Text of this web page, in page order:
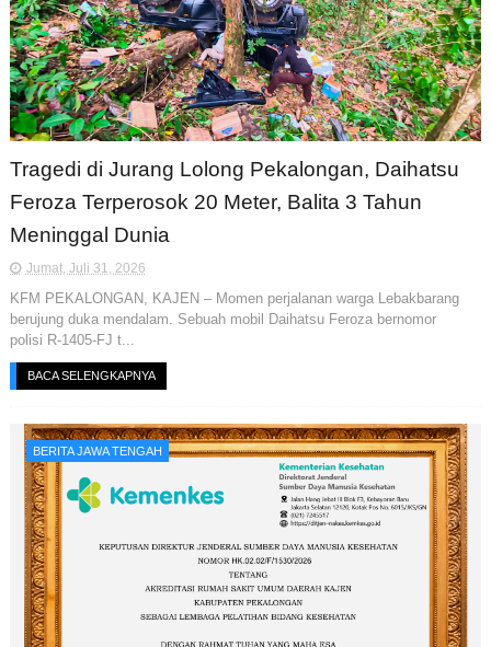
Tragedi di Jurang Lolong Pekalongan, Daihatsu
Feroza Terperosok 20 Meter, Balita 3 Tahun
Meninggal Dunia
Jumat, Juli 31, 2026
KFM PEKALONGAN, KAJEN – Momen perjalanan warga Lebakbarang
berujung duka mendalam. Sebuah mobil Daihatsu Feroza bernomor
polisi R-1405-FJ t...
BACA SELENGKAPNYA
BERITA JAWA TENGAH